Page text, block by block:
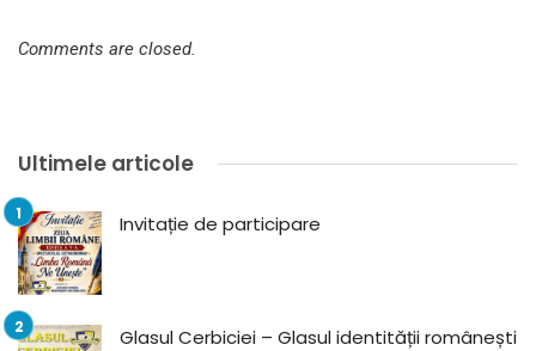
Comments are closed.
Ultimele articole
Invitație de participare
Glasul Cerbiciei – Glasul identității românești